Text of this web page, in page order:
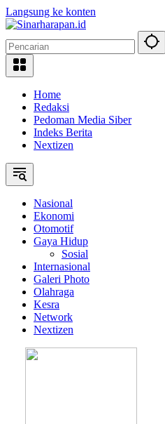
Langsung ke konten
Home
Redaksi
Pedoman Media Siber
Indeks Berita
Nextizen
Nasional
Ekonomi
Otomotif
Gaya Hidup
Sosial
Internasional
Galeri Photo
Olahraga
Kesra
Network
Nextizen